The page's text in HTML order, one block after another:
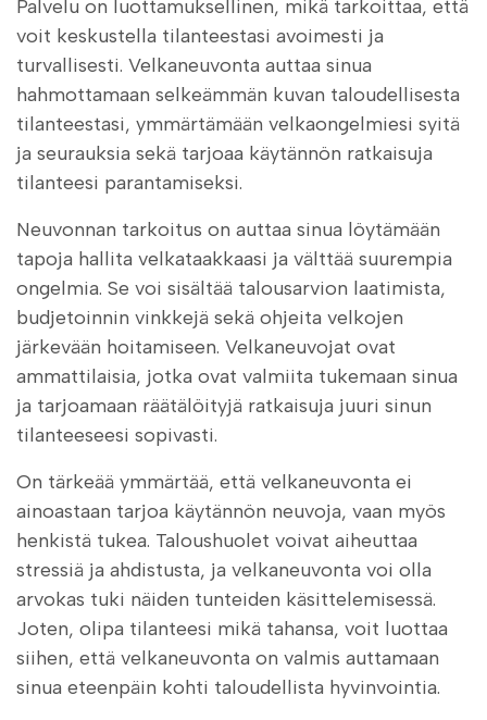
Palvelu on luottamuksellinen, mikä tarkoittaa, että
voit keskustella tilanteestasi avoimesti ja
turvallisesti. Velkaneuvonta auttaa sinua
hahmottamaan selkeämmän kuvan taloudellisesta
tilanteestasi, ymmärtämään velkaongelmiesi syitä
ja seurauksia sekä tarjoaa käytännön ratkaisuja
tilanteesi parantamiseksi.
Neuvonnan tarkoitus on auttaa sinua löytämään
tapoja hallita velkataakkaasi ja välttää suurempia
ongelmia. Se voi sisältää talousarvion laatimista,
budjetoinnin vinkkejä sekä ohjeita velkojen
järkevään hoitamiseen. Velkaneuvojat ovat
ammattilaisia, jotka ovat valmiita tukemaan sinua
ja tarjoamaan räätälöityjä ratkaisuja juuri sinun
tilanteeseesi sopivasti.
On tärkeää ymmärtää, että velkaneuvonta ei
ainoastaan tarjoa käytännön neuvoja, vaan myös
henkistä tukea. Taloushuolet voivat aiheuttaa
stressiä ja ahdistusta, ja velkaneuvonta voi olla
arvokas tuki näiden tunteiden käsittelemisessä.
Joten, olipa tilanteesi mikä tahansa, voit luottaa
siihen, että velkaneuvonta on valmis auttamaan
sinua eteenpäin kohti taloudellista hyvinvointia.